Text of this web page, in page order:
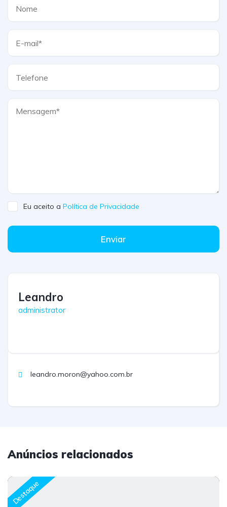
Eu aceito a Política de Privacidade
Enviar
Leandro
administrator
leandro.moron@yahoo.com.br
Anúncios relacionados
Destaque